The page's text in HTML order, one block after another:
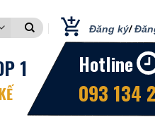
Đăng ký/
1 Hotline
093 134